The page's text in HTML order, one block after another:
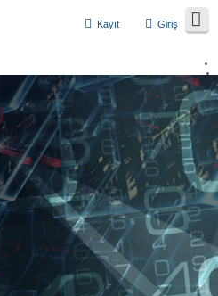
Giriş
Kayıt